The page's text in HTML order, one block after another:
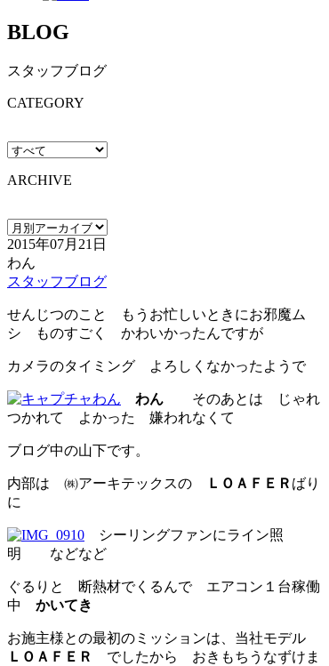
BLOG
スタッフブログ
CATEGORY
ARCHIVE
2015年07月21日
わん
スタッフブログ
せんじつのこと もうお忙しいときにお邪魔ム
シ ものすごく かわいかったんですが
カメラのタイミング よろしくなかったようで
わん そのあとは じゃれ
つかれて よかった 嫌われなくて
ブログ中の山下です。
内部は ㈱アーキテックスの ＬＯＡＦＥＲ ばり
に
シーリングファンにライン照
明 などなど
ぐるりと 断熱材でくるんで エアコン１台稼働
中 かいてき
お施主様との最初のミッションは、当社モデル
ＬＯＡＦＥＲ
でしたから おきもちうなずけま